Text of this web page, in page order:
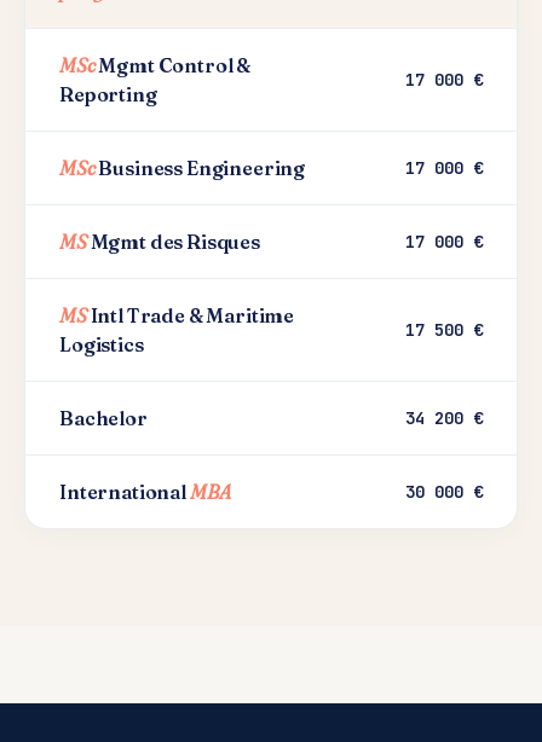
MScMgmt Control &
Reporting
17 000 €
MScBusiness Engineering 17 000 €
MSMgmt des Risques 17 000 €
MSIntl Trade & Maritime
Logistics
17 500 €
Bachelor 34 200 €
InternationalMBA 30 000 €